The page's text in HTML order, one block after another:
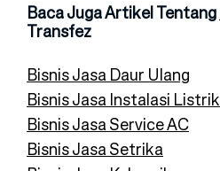
Baca Juga Artikel Tentang
Transfez
Bisnis Jasa Daur Ulang
Bisnis Jasa Instalasi Listrik
Bisnis Jasa Service AC
Bisnis Jasa Setrika